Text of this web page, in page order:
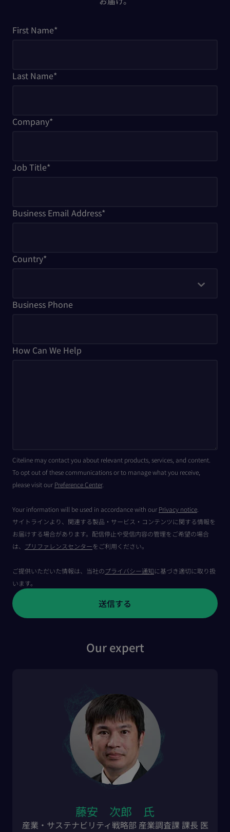
First Name*
Last Name*
Company*
Job Title*
Business Email Address*
Country*
Business Phone
How Can We Help
Citeline may contact you about relevant products, services, and content.
To opt out of these communications or to manage what you receive,
please visit our Preference Center.
Your information will be used in accordance with our Privacy notice
サイトラインより、関連する製品・サービス・コンテンツに関する情報を
お届けする場合があります。配信停止や受信内容の管理をご希望の場合
は、
プリファレンスセンターをご利用ください。
ご提供いただいた情報は、当社のプライバシー通知に基づき適切に取り扱
います。
Our expert
藤安 次郎 氏
産業・サステナビリティ戦略部 産業調査課 課長 医